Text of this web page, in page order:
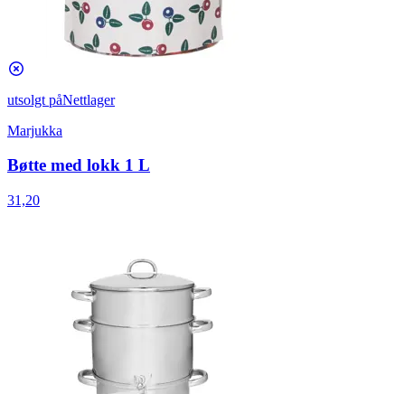
utsolgt påNettlager
Marjukka
Bøtte med lokk 1 L
31,20